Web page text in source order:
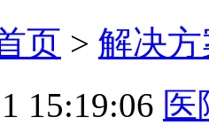
页 > 解决
15:19:06